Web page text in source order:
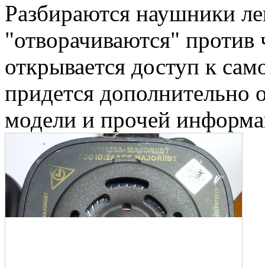
Разбираются наушники
"отворачиваются" против
открывается доступ к
придется дополнительно
модели и прочей